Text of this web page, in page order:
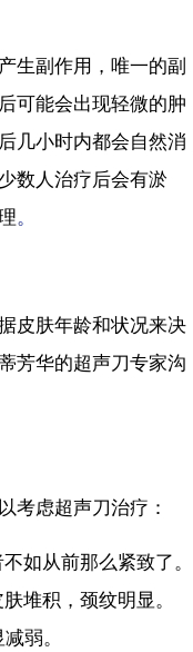
生副作用，唯一的副
可能会出现轻微的肿
几小时内都会自然消
数人治疗后会有淤
。
皮肤年龄和状况来决
芳华的超声刀专家沟
考虑超声刀治疗：
如从前那么紧致了。
堆积，颈纹明显。
弱。